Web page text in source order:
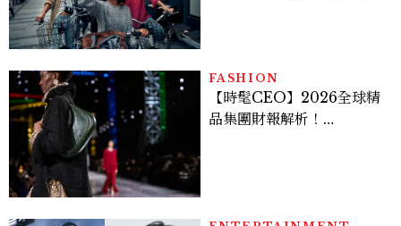
FASHION
【時髦CEO】2026全球精
品集團財報解析！